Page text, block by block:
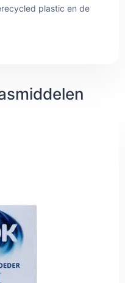
plastic en de
watermeloen en